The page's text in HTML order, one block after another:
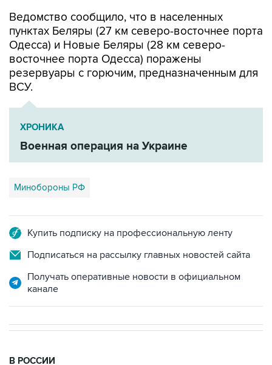
Ведомство сообщило, что в населенных
пунктах Беляры (27 км северо-восточнее порта
Одесса) и Новые Беляры (28 км северо-
восточнее порта Одесса) поражены
резервуары с горючим, предназначенным для
ВСУ.
ХРОНИКА
Военная операция на Украине
Минобороны РФ
Купить подписку на профессиональную ленту
Подписаться на рассылку главных новостей сайта
Получать оперативные новости в официальном
канале
В РОССИИ